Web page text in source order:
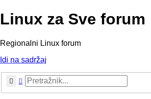
Linux za Sve forum
Regionalni Linux forum
Idi na sadržaj
Pretražnik
Napredno pretraživanje